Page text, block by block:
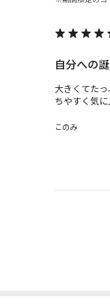
自分への
大きくてた
ちやすく気に
このみ